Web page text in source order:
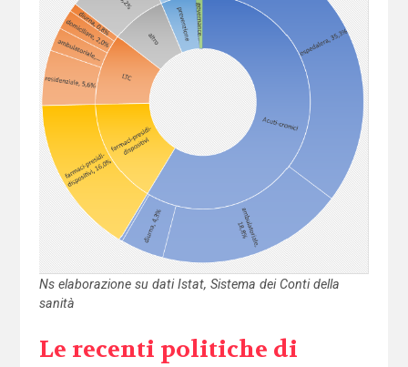
Ns elaborazione su dati Istat, Sistema dei Conti della
sanità
Le recenti politiche di